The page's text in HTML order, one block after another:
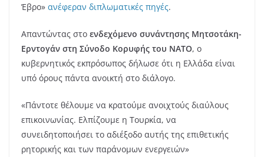
Έβρο» ανέφεραν διπλωματικές πηγές.
Απαντώντας στο ενδεχόμενο συνάντησης Μητσοτάκη-
Ερντογάν στη Σύνοδο Κορυφής του ΝΑΤΟ, ο
κυβερνητικός εκπρόσωπος δήλωσε ότι η Ελλάδα είναι
υπό όρους πάντα ανοικτή στο διάλογο.
«Πάντοτε θέλουμε να κρατούμε ανοιχτούς διαύλους
επικοινωνίας. Ελπίζουμε η Τουρκία, να
συνειδητοποιήσει το αδιέξοδο αυτής της επιθετικής
ρητορικής και των παράνομων ενεργειών»